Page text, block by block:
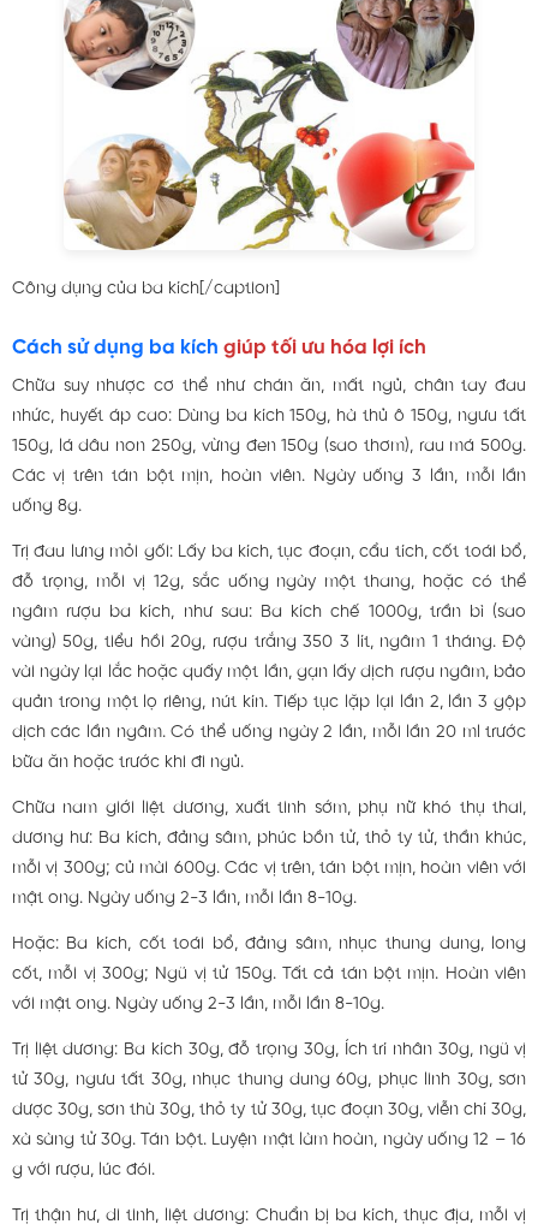
Công dụng của ba kích[/caption]
Cách sử dụng ba kích giúp tối ưu hóa lợi ích
Chữa suy nhược cơ thể như chán ăn, mất ngủ, chân tay đau
nhức, huyết áp cao: Dùng ba kích 150g, hà thủ ô 150g, ngưu tất
150g, lá dâu non 250g, vừng đen 150g (sao thơm), rau má 500g.
Các vị trên tán bột mịn, hoàn viên. Ngày uống 3 lần, mỗi lần
uống 8g.
Trị đau lưng mỏi gối: Lấy ba kích, tục đoạn, cẩu tích, cốt toái bổ,
đỗ trọng, mỗi vị 12g, sắc uống ngày một thang, hoặc có thể
ngâm rượu ba kích, như sau: Ba kích chế 1000g, trần bì (sao
vàng) 50g, tiểu hồi 20g, rượu trắng 350 3 lít, ngâm 1 tháng. Độ
vài ngày lại lắc hoặc quấy một lần, gạn lấy dịch rượu ngâm, bảo
quản trong một lọ riêng, nút kín. Tiếp tục lặp lại lần 2, lần 3 gộp
dịch các lần ngâm. Có thể uống ngày 2 lần, mỗi lần 20 ml trước
bữa ăn hoặc trước khi đi ngủ.
Chữa nam giới liệt dương, xuất tinh sớm, phụ nữ khó thụ thai,
dương hư: Ba kích, đảng sâm, phúc bồn tử, thỏ ty tử, thần khúc,
mỗi vị 300g; củ mài 600g. Các vị trên, tán bột mịn, hoàn viên với
mật ong. Ngày uống 2-3 lần, mỗi lần 8-10g.
Hoặc: Ba kích, cốt toái bổ, đảng sâm, nhục thung dung, long
cốt, mỗi vị 300g; Ngũ vị tử 150g. Tất cả tán bột mịn. Hoàn viên
với mật ong. Ngày uống 2-3 lần, mỗi lần 8-10g.
Trị liệt dương: Ba kích 30g, đỗ trọng 30g, Ích trí nhân 30g, ngũ vị
tử 30g, ngưu tất 30g, nhục thung dung 60g, phục linh 30g, sơn
dược 30g, sơn thù 30g, thỏ ty tử 30g, tục đoạn 30g, viễn chí 30g,
xà sàng tử 30g. Tán bột. Luyện mật làm hoàn, ngày uống 12 – 16
g với rượu, lúc đói.
Trị thận hư, di tinh, liệt dương: Chuẩn bị ba kích, thục địa, mỗi vị